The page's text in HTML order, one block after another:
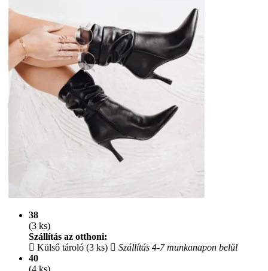
38
(3 ks)
Szállítás az otthoni:
Külső tároló (3 ks)
Szállítás 4-7 munkanapon belül
40